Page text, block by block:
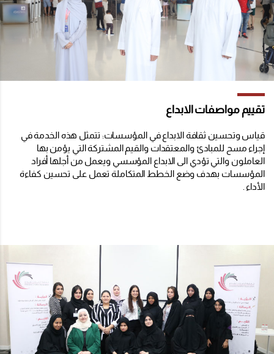
تقييم مواصفات الابداع
قياس وتحسين ثقافة الابداع في المؤسسات: تتمثل هذه الخدمة في
إجراء مسح للمبادئ والمعتقدات والقيم المشتركة التي يؤمن بها
العاملون والتي تؤدي الى الابداع المؤسسي ويعمل من أجلها أفراد
المؤسسات بهدف وضع الخطط المتكاملة تعمل على تحسين كفاءة
الأداء .